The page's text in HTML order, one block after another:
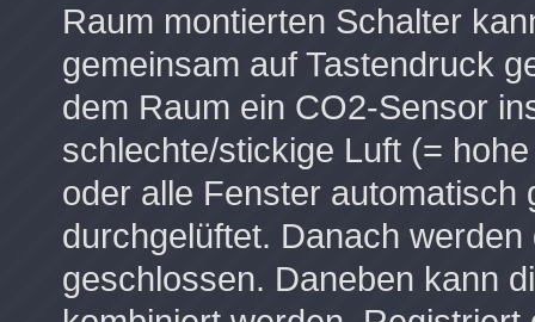
Raum montierten Schalter
gemeinsam auf Tastendruck
dem Raum ein CO2-Sensor
schlechte/stickige Luft (=
oder alle Fenster automatisch
durchgelüftet. Danach
geschlossen. Daneben kann